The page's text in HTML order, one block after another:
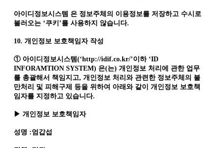
아이디정보시스템 은 정보주체의 이용정보를 저장하고 수시로
불러오는 ‘쿠키’를 사용하지 않습니다.
10. 개인정보 보호책임자 작성
① 아이디정보시스템(‘http://idif.co.kr/’이하 ‘ID
INFORAMTION SYSTEM) 은(는) 개인정보 처리에 관한 업무
를 총괄해서 책임지고, 개인정보 처리와 관련한 정보주체의 불
만처리 및 피해구제 등을 위하여 아래와 같이 개인정보 보호책
임자를 지정하고 있습니다.
▶ 개인정보 보호책임자
성명 :엄갑섭